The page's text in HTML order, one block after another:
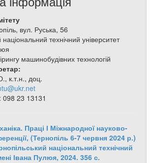
вул. Руська, 56
технічний університет
машинобудівних технологій
к.т.н., доц.
098 23 13131
Праці І Міжнародної науково-
(Тернопіль 6-7 червня 2024 р.)
національний технічний
Івана Пулюя, 2024. 356 с.